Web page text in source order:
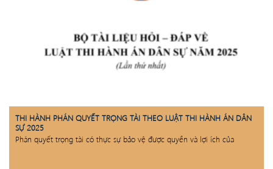
THI HÀNH PHÁN QUYẾT TRỌNG TÀI THEO LUẬT THI HÀNH ÁN DÂN
SỰ 2025
Phán quyết trọng tài có thực sự bảo vệ được quyền và lợi ích của